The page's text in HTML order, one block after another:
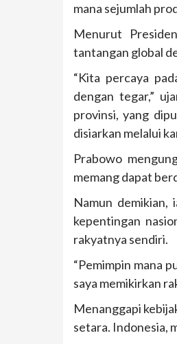
mana sejumlah
Menurut
tantangan global
“Kita percaya
dengan tegar,”
provinsi, yang
disiarkan melalui
Prabowo
memang dapat
Namun
kepentingan
rakyatnya sendiri.
“Pemimpin mana
saya memikirkan
Menanggapi
setara. Indonesia,